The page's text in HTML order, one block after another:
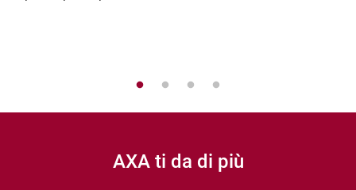
AXA ti da di più